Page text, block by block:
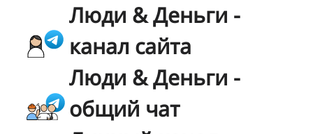
Люди & Деньги -
канал сайта
Люди & Деньги -
общий чат